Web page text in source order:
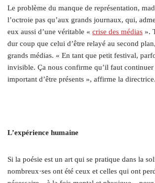
Le problème du manque de représentation,
l’octroie pas qu’aux grands journaux, qui,
eux aussi d’une véritable « crise des médias ».
dur coup que celui d’être relayé au second
grands médias. « En tant que petit festival,
invisible. Ça nous confirme qu’il faut continuer
important d’être présents », affirme la directrice.
L’expérience humaine
Si la poésie est un art qui se pratique dans la
nombreux·ses ont été ceux et celles qui ont